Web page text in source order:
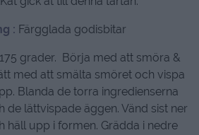
: Färgglada godisbitar
grader. Börja med att smöra &
med att smälta smöret och vispa
Blanda de torra ingredienserna
de lättvispade äggen. Vänd sist ner
häll upp i formen. Grädda i nedre